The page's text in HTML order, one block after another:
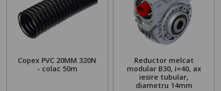
Copex PVC 20MM 320N
- colac 50m
Reductor melcat
modular B30, i=40, ax
iesire tubular,
diametru 14mm